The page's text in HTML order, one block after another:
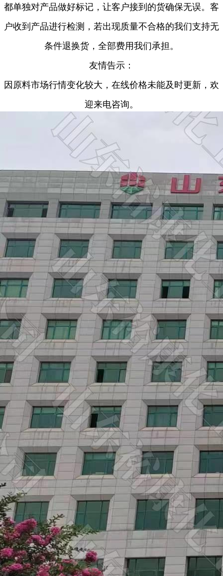
都单独对产品做好标记，让客户接到的货确保无误。客
户收到产品进行检测，若出现质量不合格的我们支持无
条件退换货，全部费用我们承担。
友情告示：
因原料市场行情变化较大，在线价格未能及时更新，欢
迎来电咨询。